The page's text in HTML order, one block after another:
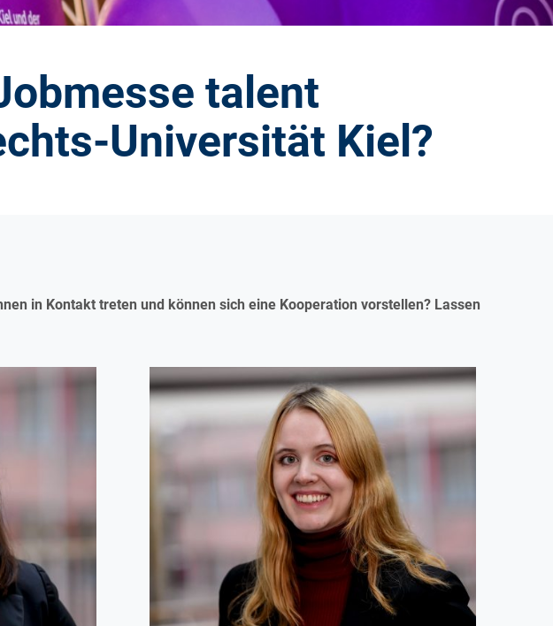
talent
Universität Kiel?
in Kontakt treten und können sich eine Kooperation vorstellen? Lassen